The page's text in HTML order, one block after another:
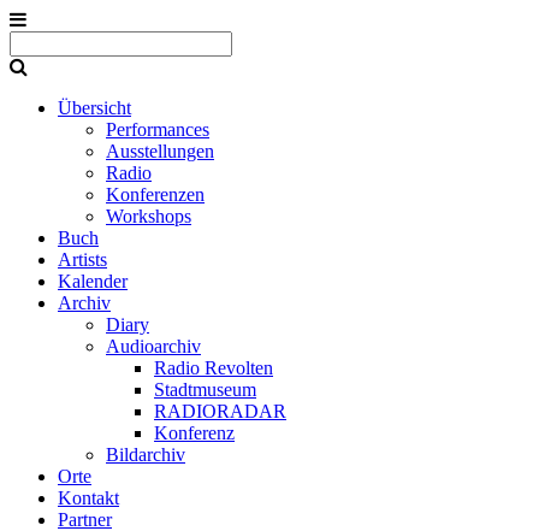
Übersicht
Performances
Ausstellungen
Radio
Konferenzen
Workshops
Buch
Artists
Kalender
Archiv
Diary
Audioarchiv
Radio Revolten
Stadtmuseum
RADIORADAR
Konferenz
Bildarchiv
Orte
Kontakt
Partner